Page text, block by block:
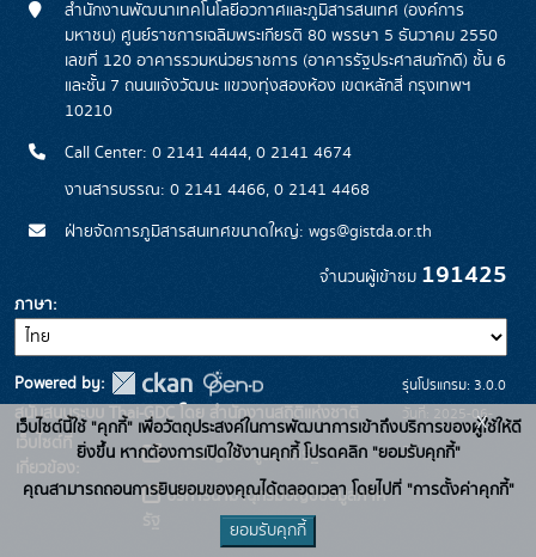
สำนักงานพัฒนาเทคโนโลยีอวกาศและภูมิสารสนเทศ (องค์การ
มหาชน) ศูนย์ราชการเฉลิมพระเกียรติ 80 พรรษา 5 ธันวาคม 2550
เลขที่ 120 อาคารรวมหน่วยราชการ (อาคารรัฐประศาสนภักดี) ชั้น 6
และชั้น 7 ถนนแจ้งวัฒนะ แขวงทุ่งสองห้อง เขตหลักสี่ กรุงเทพฯ
10210
Call Center: 0 2141 4444, 0 2141 4674
งานสารบรรณ: 0 2141 4466, 0 2141 4468
ฝ่ายจัดการภูมิสารสนเทศขนาดใหญ่: wgs@gistda.or.th
จำนวนผู้เข้าชม 191425
ภาษา
Powered by:
สนับสนุนระบบ Thai-GDC โดย สำนักงานสถิติแห่งชาติ
เว็บไซต์ที่
เกี่ยวข้อง:
ระบบบัญชีข้อมูลภาครัฐ
บริการนามานุกรมบัญชีข้อมูลภาค
รุ่นโปรแกรม: 3.0.0
วันที่: 2025-06-
26
เว็บไซต์นี้ใช้ "คุกกี้" เพื่อวัตถุประสงค์ในการพัฒนาการเข้าถึงบริการของผู้ใช้ให้ดี
ยิ่งขึ้น หากต้องการเปิดใช้งานคุกกี้ โปรดคลิก "ยอมรับคุกกี้"
คุณสามารถถอนการยินยอมของคุณได้ตลอดเวลา โดยไปที่ "การตั้งค่าคุกกี้"
ยอมรับคุกกี้
x